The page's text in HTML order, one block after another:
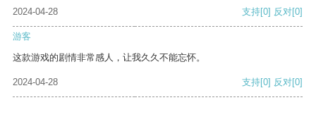
2024-04-28
支持[0] 反对[0]
游客
这款游戏的剧情非常感人，让我久久不能忘怀。
2024-04-28 支持[0] 反对[0]